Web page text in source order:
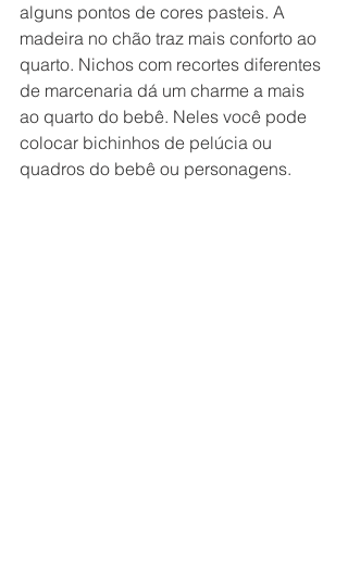
alguns pontos de cores pasteis. A
madeira no chão traz mais conforto ao
quarto. Nichos com recortes diferentes
de marcenaria dá um charme a mais
ao quarto do bebê. Neles você pode
colocar bichinhos de pelúcia ou
quadros do bebê ou personagens.